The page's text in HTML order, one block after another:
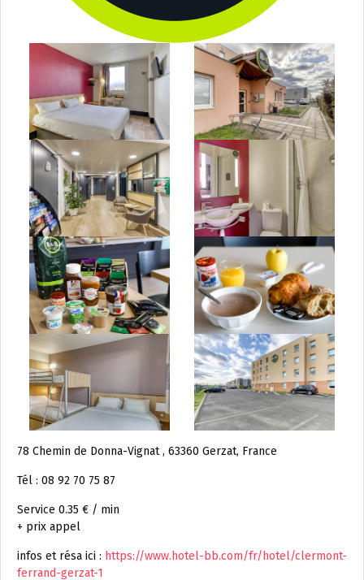
78 Chemin de Donna-Vignat , 63360 Gerzat, France
Tél : 08 92 70 75 87
Service 0.35 € / min
+ prix appel
infos et résa ici : https://www.hotel-bb.com/fr/hotel/clermont-
ferrand-gerzat-1